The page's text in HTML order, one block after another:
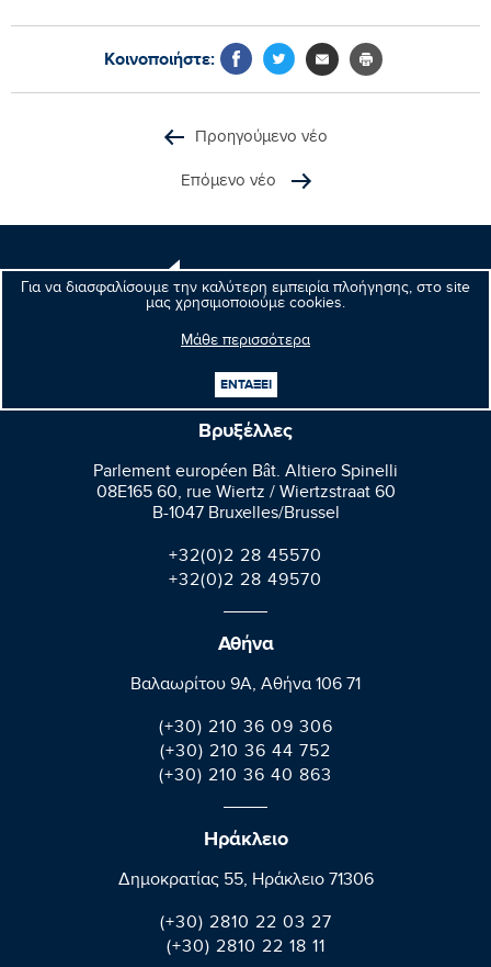
Για να διασφαλίσουμε την καλύτερη εμπειρία πλοήγησης, στο site
μας χρησιμοποιούμε cookies.
Μάθε περισσότερα
ΕΝΤΑΞΕΙ
Κοινοποιήστε:
Προηγούμενο νέο
Επόμενο νέο
Μανώλης
Κεφαλογιάννης
Βρυξέλλες
Parlement européen Bât. Altiero Spinelli
08E165 60, rue Wiertz / Wiertzstraat 60
B-1047 Bruxelles/Brussel
+32(0)2 28 45570
+32(0)2 28 49570
Αθήνα
Βαλαωρίτου 9A, Aθήνα 106 71
(+30) 210 36 09 306
(+30) 210 36 44 752
(+30) 210 36 40 863
Ηράκλειο
Δημοκρατίας 55, Ηράκλειο 71306
(+30) 2810 22 03 27
(+30) 2810 22 18 11